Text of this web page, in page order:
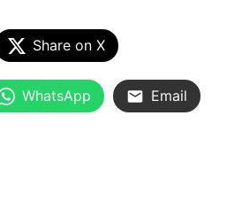
Share on X
WhatsApp Email